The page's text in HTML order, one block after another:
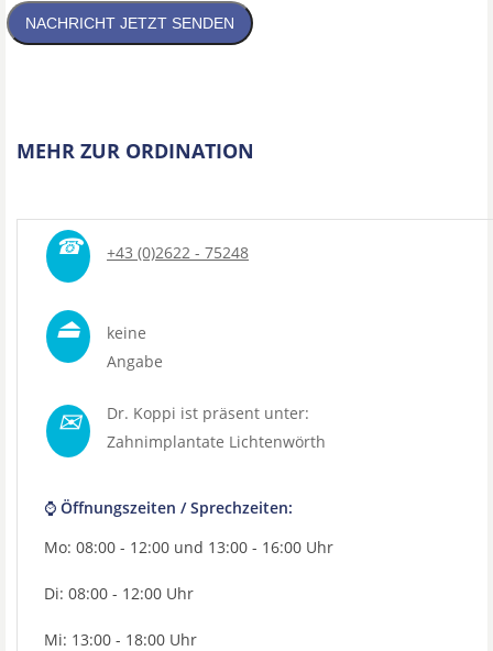
NACHRICHT JETZT SENDEN
MEHR ZUR ORDINATION
☎ +43 (0)2622 - 75248
⏏
keine
Angabe
✉
Dr. Koppi ist präsent unter:
Zahnimplantate Lichtenwörth
⌚ Öffnungszeiten / Sprechzeiten:
Mo: 08:00 - 12:00 und 13:00 - 16:00 Uhr
Di: 08:00 - 12:00 Uhr
Mi: 13:00 - 18:00 Uhr